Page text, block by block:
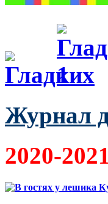
Журнал
2020-